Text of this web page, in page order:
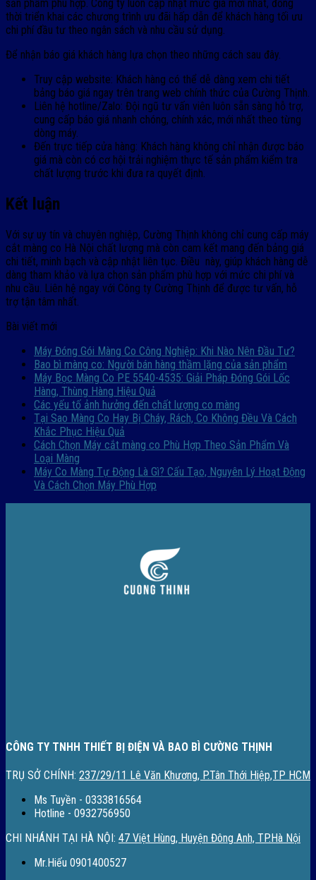
sản phẩm phù hợp. Công ty luôn cập nhật mức giá mới nhất, đồng
thời triển khai các chương trình ưu đãi hấp dẫn để khách hàng tối ưu
chi phí đầu tư theo ngân sách và nhu cầu sử dụng.
Để nhận báo giá khách hàng lựa chọn theo những cách sau đây.
Truy cập website: Khách hàng có thể dễ dàng xem chi tiết
bảng báo giá ngay trên trang web chính thức của Cường Thịnh.
Liên hệ hotline/Zalo: Đội ngũ tư vấn viên luôn sẵn sàng hỗ trợ,
cung cấp báo giá nhanh chóng, chính xác, mới nhất theo từng
dòng máy.
Đến trực tiếp cửa hàng: Khách hàng không chỉ nhận được báo
giá mà còn có cơ hội trải nghiệm thực tế sản phẩm kiểm tra
chất lượng trước khi đưa ra quyết định.
Kết luận
Với sự uy tín và chuyên nghiệp, Cường Thịnh không chỉ cung cấp máy
cắt màng co Hà Nội chất lượng mà còn cam kết mang đến bảng giá
chi tiết, minh bạch và cập nhật liên tục. Điều này, giúp khách hàng dễ
dàng tham khảo và lựa chọn sản phẩm phù hợp với mức chi phí và
nhu cầu. Liên hệ ngay với Công ty Cường Thịnh để được tư vấn, hỗ
trợ tận tâm nhất.
Bài viết mới
Máy Đóng Gói Màng Co Công Nghiệp: Khi Nào Nên Đầu Tư?
Bao bì màng co: Người bán hàng thầm lặng của sản phẩm
Máy Bọc Màng Co PE 5540-4535: Giải Pháp Đóng Gói Lốc
Hàng, Thùng Hàng Hiệu Quả
Các yếu tố ảnh hưởng đến chất lượng co màng
Tại Sao Màng Co Hay Bị Cháy, Rách, Co Không Đều Và Cách
Khắc Phục Hiệu Quả
Cách Chọn Máy cắt màng co Phù Hợp Theo Sản Phẩm Và
Loại Màng
Máy Co Màng Tự Động Là Gì? Cấu Tạo, Nguyên Lý Hoạt Động
Và Cách Chọn Máy Phù Hợp
CÔNG TY TNHH THIẾT BỊ ĐIỆN VÀ BAO BÌ CƯỜNG THỊNH
TRỤ SỞ CHÍNH: 237/29/11 Lê Văn Khương, P.Tân Thới Hiệp,TP HCM
Ms Tuyền - 0333816564
Hotline - 0932756950
CHI NHÁNH TẠI HÀ NỘI: 47 Việt Hùng, Huyện Đông Anh, TP.Hà Nội
Mr.Hiếu 0901400527